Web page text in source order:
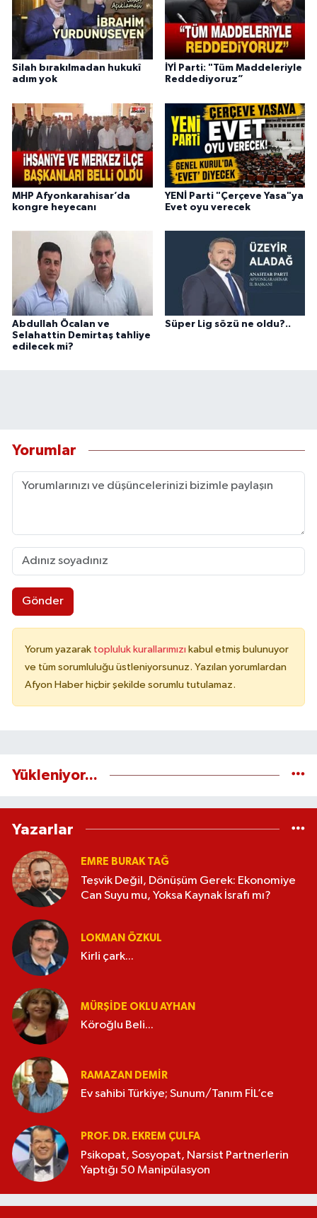
Silah bırakılmadan hukukî
adım yok
İYİ Parti: "Tüm Maddeleriyle
Reddediyoruz”
MHP Afyonkarahisar’da
kongre heyecanı
YENİ Parti "Çerçeve Yasa"ya
Evet oyu verecek
Abdullah Öcalan ve
Selahattin Demirtaş tahliye
edilecek mi?
Süper Lig sözü ne oldu?..
Yorumlar
Gönder
Yorum yazarak topluluk kurallarımızı kabul etmiş bulunuyor
ve tüm sorumluluğu üstleniyorsunuz. Yazılan yorumlardan
Afyon Haber hiçbir şekilde sorumlu tutulamaz.
Yükleniyor...
Yazarlar
EMRE BURAK TAĞ
Teşvik Değil, Dönüşüm Gerek: Ekonomiye
Can Suyu mu, Yoksa Kaynak İsrafı mı?
LOKMAN ÖZKUL
Kirli çark...
MÜRŞIDE OKLU AYHAN
Köroğlu Beli...
RAMAZAN DEMİR
Ev sahibi Türkiye; Sunum/Tanım FİL’ce
PROF. DR. EKREM ÇULFA
Psikopat, Sosyopat, Narsist Partnerlerin
Yaptığı 50 Manipülasyon